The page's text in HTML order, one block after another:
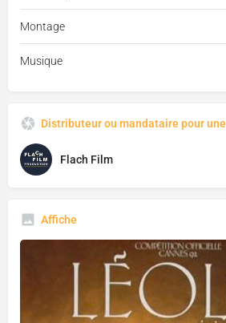
Montage
Musique
Distributeur ou mandataire pour
Flach Film
Affiche